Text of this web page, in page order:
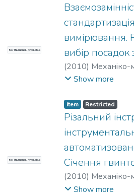
No Thumbnail Available
вимірювання.
вибір посадок
(2010) Механiко-
iнститут;
Show more
No Thumbnail Available
Item Restricted
Різальний
Січення
(2010) Механiко-
iнститут;Солодкий,
Show more